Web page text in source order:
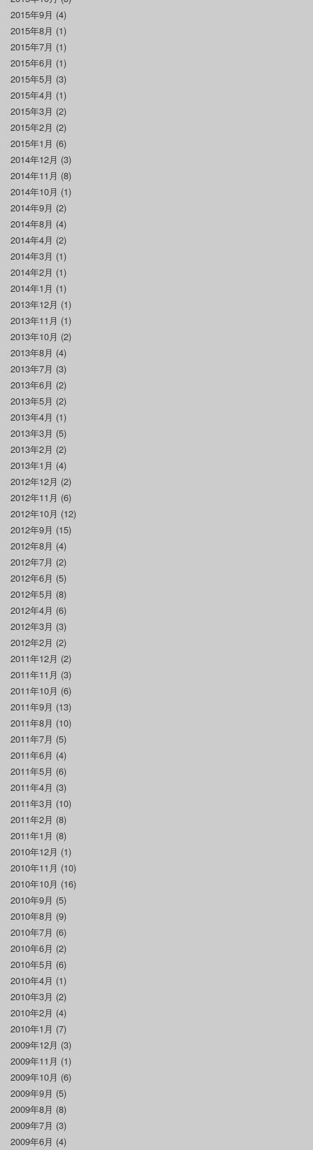
2015年9月 (4)
2015年8月 (1)
2015年7月 (1)
2015年6月 (1)
2015年5月 (3)
2015年4月 (1)
2015年3月 (2)
2015年2月 (2)
2015年1月 (6)
2014年12月 (3)
2014年11月 (8)
2014年10月 (1)
2014年9月 (2)
2014年8月 (4)
2014年4月 (2)
2014年3月 (1)
2014年2月 (1)
2014年1月 (1)
2013年12月 (1)
2013年11月 (1)
2013年10月 (2)
2013年8月 (4)
2013年7月 (3)
2013年6月 (2)
2013年5月 (2)
2013年4月 (1)
2013年3月 (5)
2013年2月 (2)
2013年1月 (4)
2012年12月 (2)
2012年11月 (6)
2012年10月 (12)
2012年9月 (15)
2012年8月 (4)
2012年7月 (2)
2012年6月 (5)
2012年5月 (8)
2012年4月 (6)
2012年3月 (3)
2012年2月 (2)
2011年12月 (2)
2011年11月 (3)
2011年10月 (6)
2011年9月 (13)
2011年8月 (10)
2011年7月 (5)
2011年6月 (4)
2011年5月 (6)
2011年4月 (3)
2011年3月 (10)
2011年2月 (8)
2011年1月 (8)
2010年12月 (1)
2010年11月 (10)
2010年10月 (16)
2010年9月 (5)
2010年8月 (9)
2010年7月 (6)
2010年6月 (2)
2010年5月 (6)
2010年4月 (1)
2010年3月 (2)
2010年2月 (4)
2010年1月 (7)
2009年12月 (3)
2009年11月 (1)
2009年10月 (6)
2009年9月 (5)
2009年8月 (8)
2009年7月 (3)
2009年6月 (4)